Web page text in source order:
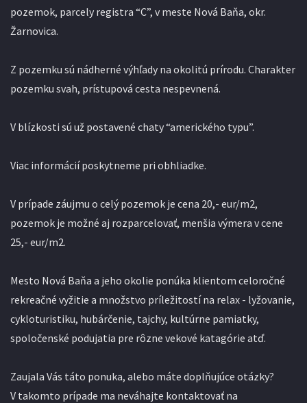
pozemok, parcely registra “C”, v meste Nová Baňa, okr.
Žarnovica.
Z pozemku sú nádherné výhľady na okolitú prírodu. Charakter
pozemku svah, prístupová cesta nespevnená.
V blízkosti sú už postavené chaty “amerického typu”.
Viac informácií poskytneme pri obhliadke.
V prípade záujmu o celý pozemok je cena 20,- eur/m2,
pozemok je možné aj rozparcelovať, menšia výmera v cene
25,- eur/m2.
Mesto Nová Baňa a jeho okolie ponúka klientom celoročné
rekreačné vyžitie a množstvo príležitostí na relax - lyžovanie,
cykloturistiku, hubárčenie, tajchy, kultúrne pamiatky,
spoločenské podujatia pre rôzne vekové katagórie atď.
Zaujala Vás táto ponuka, alebo máte doplňujúce otázky?
V takomto prípade ma neváhajte kontaktovať na